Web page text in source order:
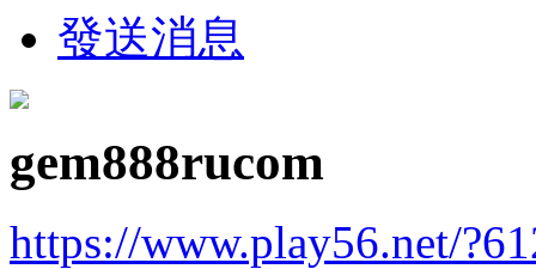
發送消息
gem888rucom
https://www.play56.net/